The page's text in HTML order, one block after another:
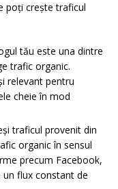
poți crește traficul
tău este una dintre
trafic organic.
relevant pentru
cheie în mod
traficul provenit din
organic în sensul
precum Facebook,
flux constant de